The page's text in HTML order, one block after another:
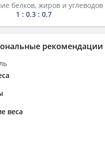
белков, жиров и углеводов
1 : 0.3 : 0.7
рекомендации
веса